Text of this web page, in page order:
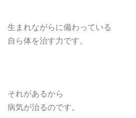
生まれながらに備わっている
自ら体を治す力です。
それがあるから
病気が治るのです。